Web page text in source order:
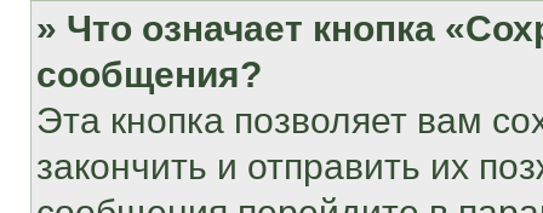
» Что означает кнопка
сообщения?
Эта кнопка позволяет вам
закончить и отправить их